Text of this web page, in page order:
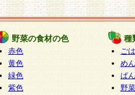
野菜の食材の色
赤色
黄色
緑色
紫色
種
ご
めん
ぱん
野